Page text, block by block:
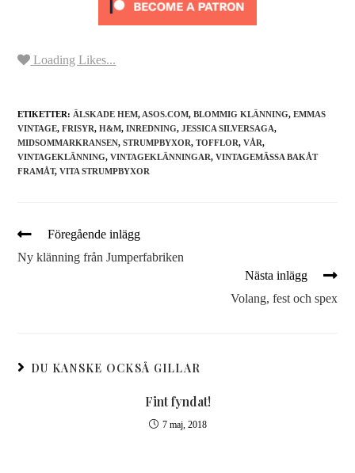
Loading Likes...
ETIKETTER: ÄLSKADE HEM, ASOS.COM, BLOMMIG KLÄNNING, EMMAS
VINTAGE, FRISYR, H&M, INREDNING, JESSICA SILVERSAGA,
MIDSOMMARKRANSEN, STRUMPBYXOR, TOFFLOR, VÅR,
VINTAGEKLÄNNING, VINTAGEKLÄNNINGAR, VINTAGEMÄSSA BAKÅT
FRAMÅT, VITA STRUMPBYXOR
Föregående inlägg
Ny klänning från Jumperfabriken
Nästa inlägg
Volang, fest och spex
DU KANSKE OCKSÅ GILLAR
Fint fyndat!
7 maj, 2018